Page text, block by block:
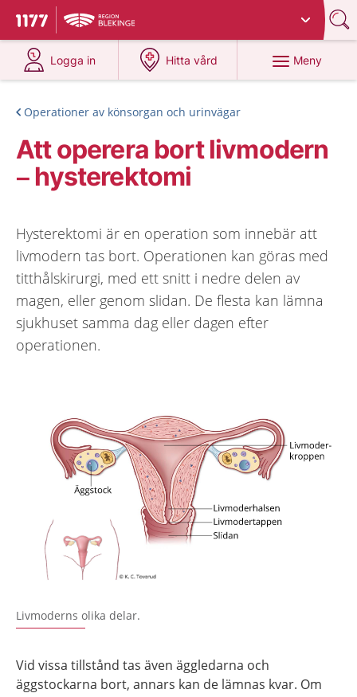
Till startsidan för 1177
Du har valt region
Logga in
på 1177.se
Hitta vård
på 1177.se
Meny
Operationer av könsorgan och urinvägar
Att operera bort livmodern
– hysterektomi
Hysterektomi är en operation som innebär att
livmodern tas bort. Operationen kan göras med
titthålskirurgi, med ett snitt i nedre delen av
magen, eller genom slidan. De flesta kan lämna
sjukhuset samma dag eller dagen efter
operationen.
Livmoderns olika delar.
Vid vissa tillstånd tas även äggledarna och
äggstockarna bort, annars kan de lämnas kvar. Om